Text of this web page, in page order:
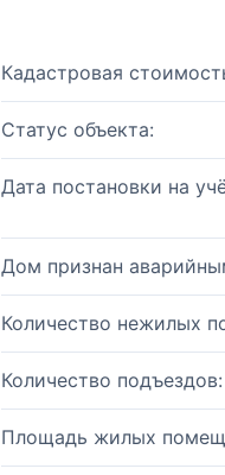
Кадастровая
Статус объекта:
Дата постановки на
Дом признан
Количество нежилых
Количество подъездов:
Площадь жилых